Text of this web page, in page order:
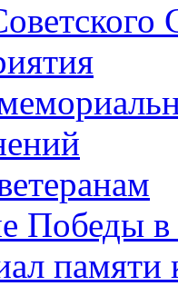
Победы
памяти